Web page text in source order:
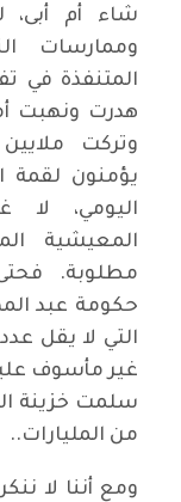
شاء أم أبى،
وممارسات
المتنفذة في
هدرت ونهبت
وتركت
يؤمنون
اليومي، لا
المعيشية
مطلوبة.
غير مأسوف
سلمت خزينة
من المليارات..
ومع أننا لا